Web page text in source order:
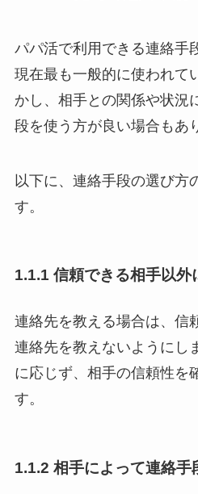
パパ活で利用できる連絡手
現在最も一般的に使われて
かし、相手との関係や状況
段を使う方が良い場合もあ
以下に、連絡手段の選び方
す。
1.1.1 信頼できる相手以
連絡先を教える場合は、信
連絡先を教えないようにし
に応じず、相手の信頼性を
す。
1.1.2 相手によって連絡手